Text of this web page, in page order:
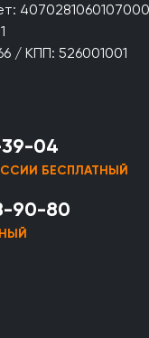
/ КПП: 526001001
04
БЕСПЛАТНЫЙ
90-80